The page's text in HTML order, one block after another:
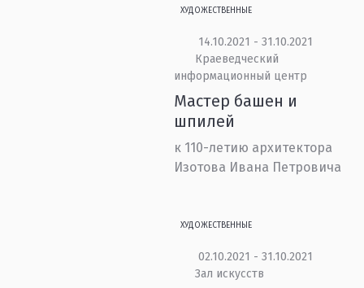
ХУДОЖЕСТВЕННЫЕ
14.10.2021 - 31.10.2021
Краеведческий
информационный центр
Мастер башен и
шпилей
к 110-летию архитектора
Изотова Ивана Петровича
ХУДОЖЕСТВЕННЫЕ
02.10.2021 - 31.10.2021
Зал искусств